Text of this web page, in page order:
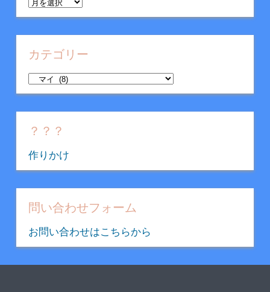
ー
カ
イ
カテゴリー
テ
ゴ
リ
？？？
作りかけ
問い合わせフォーム
お問い合わせはこちらから